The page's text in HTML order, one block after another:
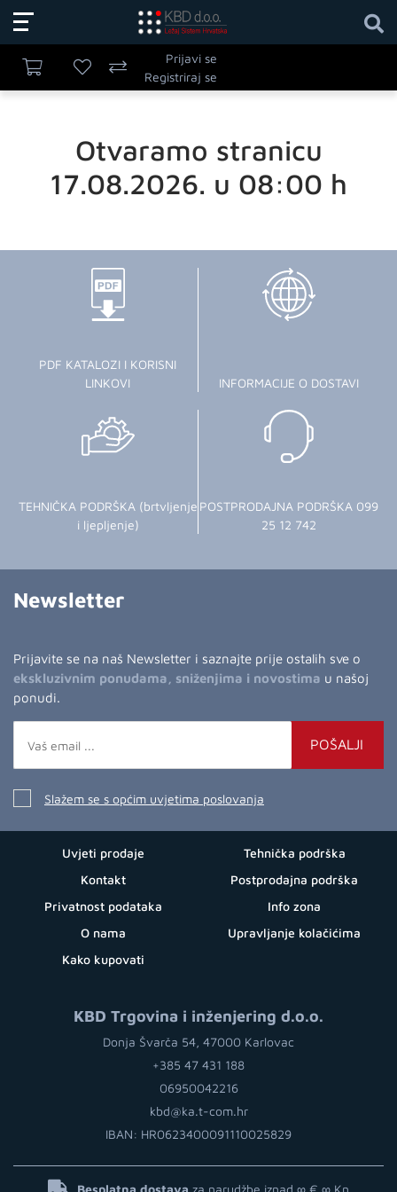
Prijavi se
Registriraj se
Otvaramo stranicu
17.08.2026. u 08:00 h
PDF KATALOZI I KORISNI
LINKOVI
INFORMACIJE O DOSTAVI
TEHNIČKA PODRŠKA (brtvljenje
i ljepljenje)
POSTPRODAJNA PODRŠKA 099
25 12 742
Newsletter
Prijavite se na naš Newsletter i saznajte prije ostalih sve o
ekskluzivnim ponudama, sniženjima i novostima u našoj
ponudi.
POŠALJI
Slažem se s općim uvjetima poslovanja
Uvjeti prodaje
Kontakt
Privatnost podataka
O nama
Kako kupovati
Tehnička podrška
Postprodajna podrška
Info zona
Upravljanje kolačićima
KBD Trgovina i inženjering d.o.o.
Donja Švarča 54, 47000 Karlovac
+385 47 431 188
06950042216
kbd@ka.t-com.hr
IBAN: HR0623400091110025829
Besplatna dostava za narudžbe iznad ∞ € ∞ Kn